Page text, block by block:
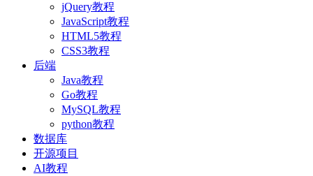
jQuery教程
JavaScript教程
HTML5教程
CSS3教程
后端
Java教程
Go教程
MySQL教程
python教程
数据库
开源项目
AI教程